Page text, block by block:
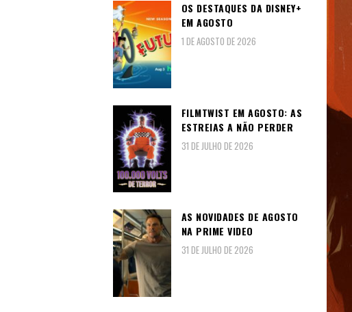
OS DESTAQUES DA DISNEY+
EM AGOSTO
1 DE AGOSTO DE 2026
FILMTWIST EM AGOSTO: AS
ESTREIAS A NÃO PERDER
31 DE JULHO DE 2026
AS NOVIDADES DE AGOSTO
NA PRIME VIDEO
31 DE JULHO DE 2026